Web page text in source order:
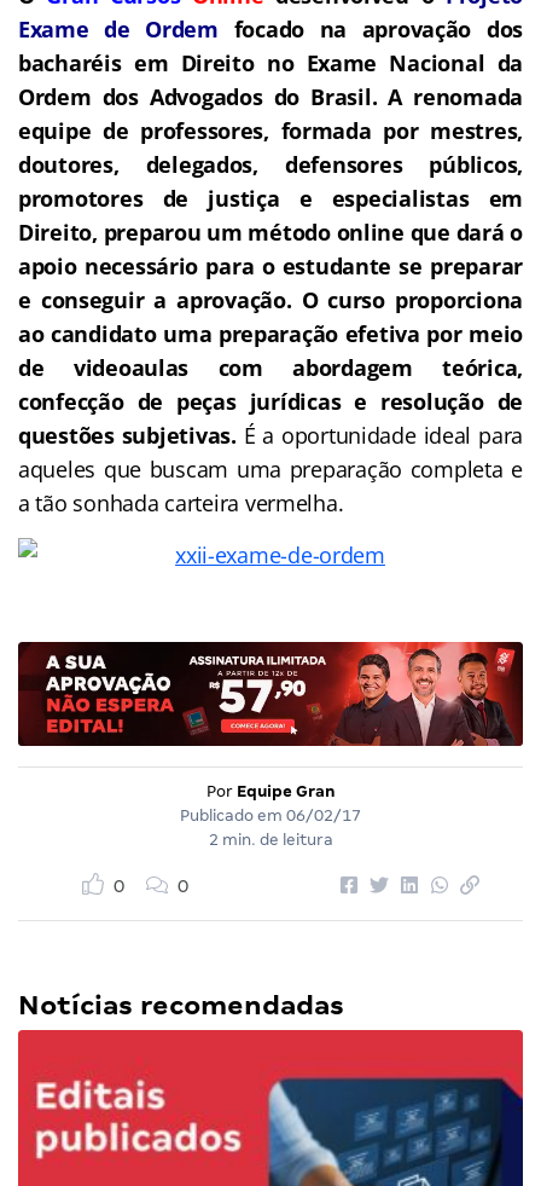
Exame de Ordem focado na aprovação dos
bacharéis em Direito no Exame Nacional da
Ordem dos Advogados do Brasil. A renomada
equipe de professores, formada por mestres,
doutores, delegados, defensores públicos,
promotores de justiça e especialistas em
Direito, preparou um método online que dará o
apoio necessário para o estudante se preparar
e conseguir a aprovação. O curso proporciona
ao candidato uma preparação efetiva por meio
de videoaulas com abordagem teórica,
confecção de peças jurídicas e resolução de
questões subjetivas. É a oportunidade ideal para
aqueles que buscam uma preparação completa e
a tão sonhada carteira vermelha.
Por Equipe Gran
Publicado em 06/02/17
2 min. de leitura
0 0
Notícias recomendadas